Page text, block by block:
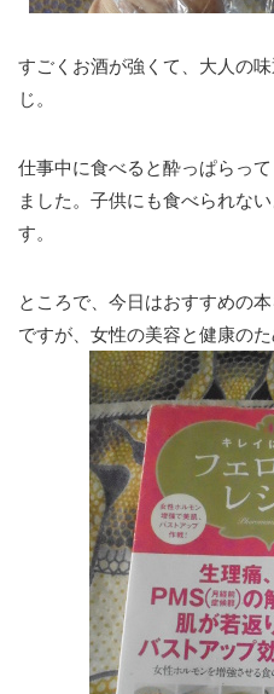
すごくお酒が強くて、大人の
じ。
仕事中に食べると酔っぱらっ
ました。子供にも食べられな
す。
ところで、今日はおすすめの
ですが、女性の美容と健康のた